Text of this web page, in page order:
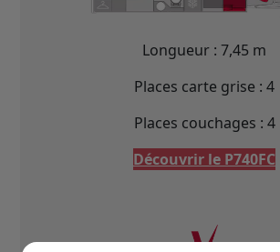
Longueur : 7,45 m
Places carte grise : 4
Places couchages : 4
Découvrir le P740FC